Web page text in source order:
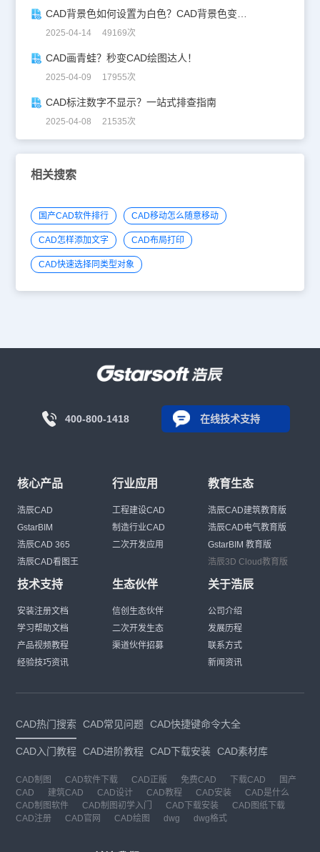
2025-04-14 49169次
CAD画青蛙？秒变CAD绘图达人！
2025-04-09 17955次
CAD标注数字不显示？一站式排查指南
2025-04-08 21535次
相关搜索
国产CAD软件排行 CAD移动怎么随意移动
CAD怎样添加文字 CAD布局打印
CAD快速选择同类型对象
400-800-1418 在线技术支持
核心产品
浩辰CAD
GstarBIM
浩辰CAD 365
浩辰CAD看图王
行业应用
工程建设CAD
制造行业CAD
二次开发应用
教育生态
浩辰CAD建筑教育版
浩辰CAD电气教育版
GstarBIM 教育版
浩辰3D Cloud教育版
技术支持
安装注册文档
学习帮助文档
产品视频教程
经验技巧资讯
生态伙伴
信创生态伙伴
二次开发生态
渠道伙伴招募
关于浩辰
公司介绍
发展历程
联系方式
新闻资讯
CAD热门搜索 CAD常见问题 CAD快捷键命令大全
CAD入门教程 CAD进阶教程 CAD下载安装 CAD素材库
CAD制图 CAD软件下载 CAD正版 免费CAD 下载CAD
国产
CAD
建筑CAD CAD设计 CAD教程 CAD安装
CAD是什么
CAD制图软件
CAD制图初学入门 CAD下载安装
CAD图纸下载
CAD注册
CAD官网 CAD绘图 dwg dwg格式